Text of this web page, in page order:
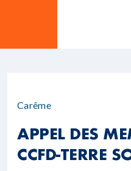
Carême
APPEL DES
CCFD-TERRE